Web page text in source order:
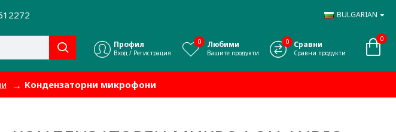
BULGARIAN
Профил
Вход / Регистрация
Любими
Вашите продукти
0 Сравни
Сравни продукти
0 0
Кондензаторни микрофони